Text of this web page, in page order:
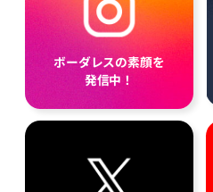
ボーダレスの素顔を
発信中！